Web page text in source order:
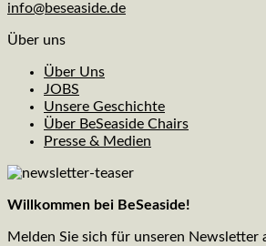
info@beseaside.de
Über uns
Über Uns
JOBS
Unsere Geschichte
Über BeSeaside Chairs
Presse & Medien
Willkommen bei BeSeaside!
Melden Sie sich für unseren Newsletter